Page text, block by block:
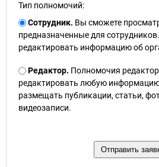
Тип полномочий:
Сотрудник. Вы сможете
предназначенные для
редактировать информацию об
Редактор. Полномочия
редактировать любую
размещать публикации, статьи,
видеозаписи.